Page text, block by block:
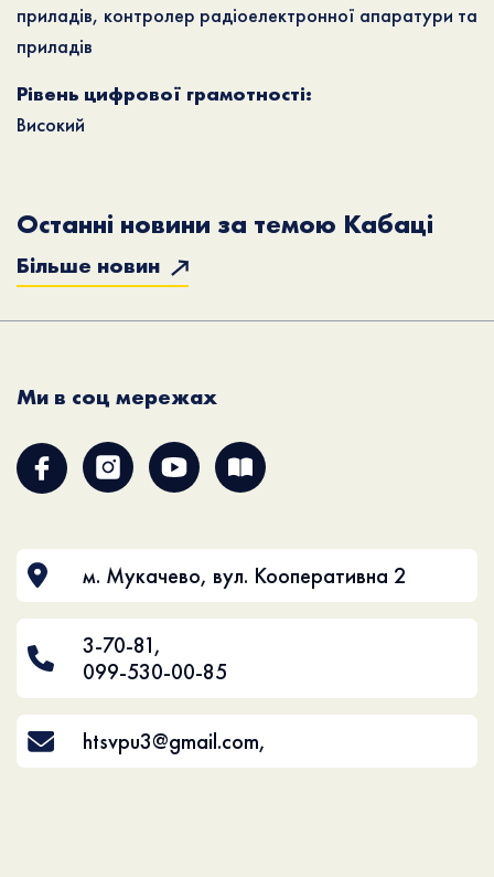
приладів, контролер радіоелектронної апаратури та
приладів
Рівень цифрової грамотності:
Високий
Останні новини за темою Кабаці
Більше новин
Ми в соц мережах
м. Мукачево, вул. Кооперативна 2
3-70-81,
099-530-00-85
htsvpu3@gmail.com,